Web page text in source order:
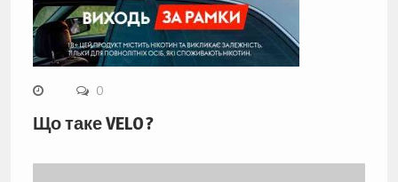
0
Що таке VELO ?